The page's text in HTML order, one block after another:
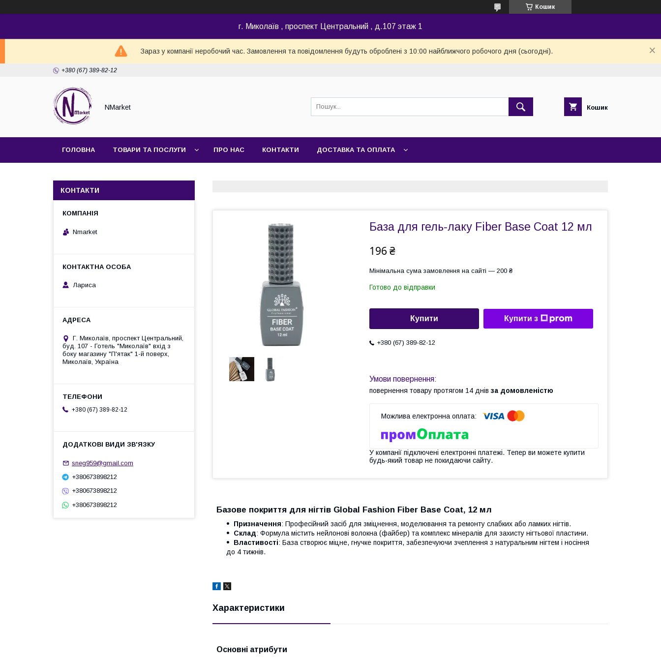
Кошик
г. Миколаїв , проспект Центральний , д.107 этаж 1
Зараз у компанії неробочий час. Замовлення та повідомлення будуть оброблені з 10:00 найближчого робочого дня (сьогодні).
+380 (67) 389-82-12
NMarket Кошик
ГОЛОВНА ТОВАРИ ТА ПОСЛУГИ ПРО НАС КОНТАКТИ ДОСТАВКА ТА ОПЛАТА
База для гель-лаку Fiber Base Coat 12 мл
196 ₴
Мінімальна сума замовлення на сайті — 200 ₴
Готово до відправки
Купити Купити з
+380 (67) 389-82-12
повернення товару протягом 14 днів за домовленістю
У компанії підключені електронні платежі. Тепер ви можете купити
будь-який товар не покидаючи сайту.
Базове покриття для нігтів Global Fashion Fiber Base Coat, 12 мл
Призначення: Професійний засіб для зміцнення, моделювання та ремонту слабких або ламких нігтів.
Склад: Формула містить нейлонові волокна (файбер) та комплекс мінералів для захисту нігтьової пластини.
Властивості: База створює міцне, гнучке покриття, забезпечуючи зчеплення з натуральним нігтем і носіння
до 4 тижнів.
Характеристики
Основні атрибути
КОНТАКТИ
Nmarket
Лариса
Г. Миколаїв, проспект Центральний,
буд. 107 - Готель "Миколаїв" вхід з
боку магазину "П'ятак" 1-й поверх,
Миколаїв, Україна
+380 (67) 389-82-12
sneg959@gmail.com
+380673898212
+380673898212
+380673898212